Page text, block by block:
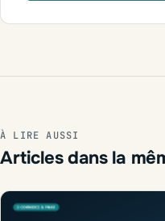
À LIRE AUSSI
Articles dans la